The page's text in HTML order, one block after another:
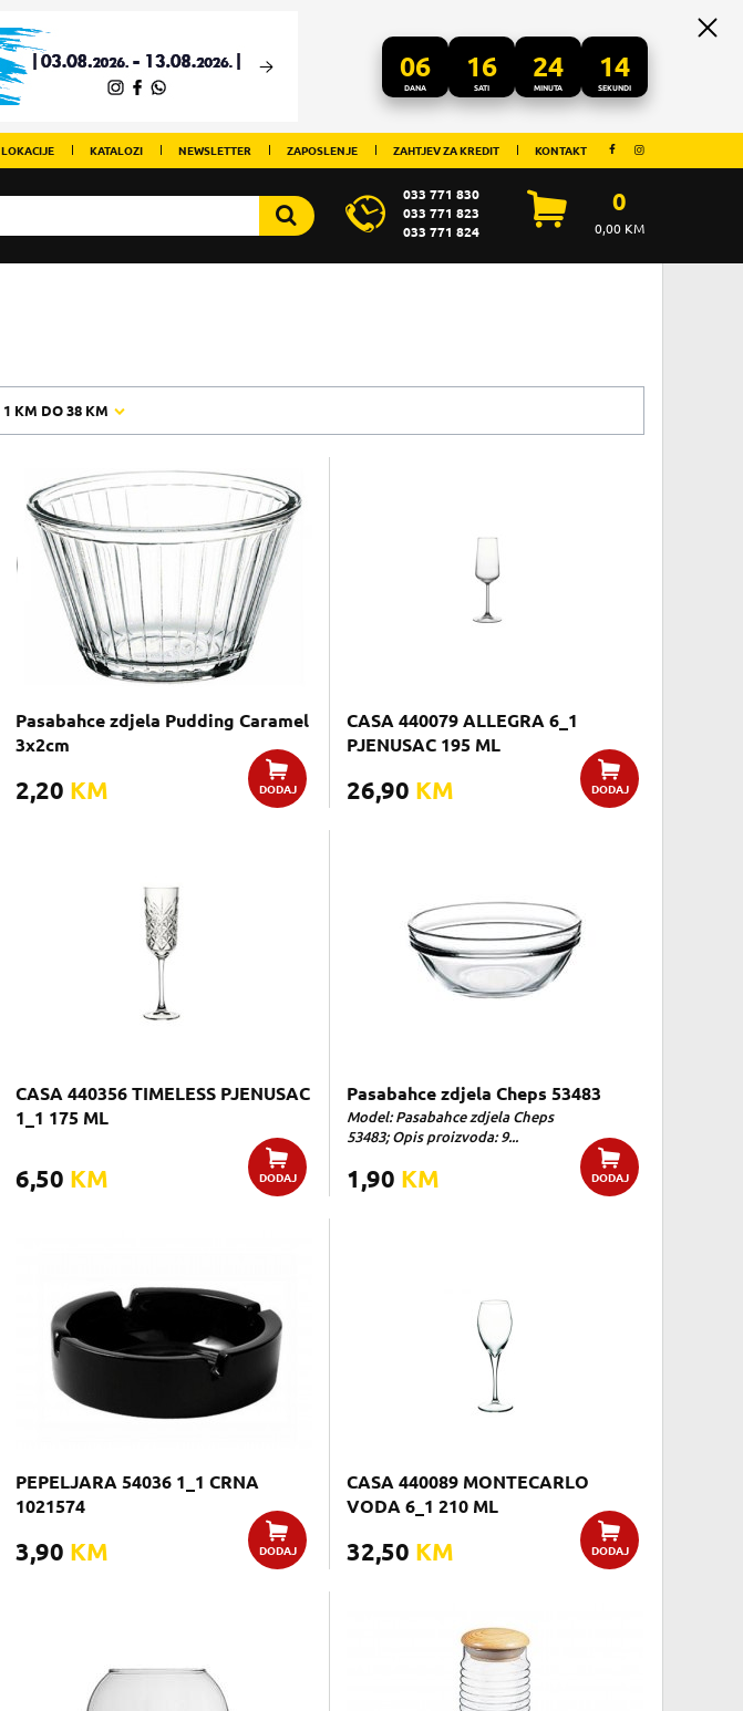
06
DANA
16
SATI
24
MINUTA
14
SEKUNDI
LOKACIJE KATALOZI NEWSLETTER ZAPOSLENJE ZAHTJEV ZA KREDIT KONTAKT
033 771 830
033 771 823
033 771 824
0
0,00KM
1 KM DO38 KM
Pasabahce zdjela Pudding Caramel
3x2cm
2,20 KM DODAJ
CASA 440079 ALLEGRA 6_1
PJENUSAC 195 ML
26,90 KM DODAJ
CASA 440356 TIMELESS PJENUSAC
1_1 175 ML
6,50 KM DODAJ
Pasabahce zdjela Cheps 53483
Model: Pasabahce zdjela Cheps
53483; Opis proizvoda: 9...
1,90 KM DODAJ
PEPELJARA 54036 1_1 CRNA
1021574
3,90 KM DODAJ
CASA 440089 MONTECARLO
VODA 6_1 210 ML
32,50 KM DODAJ